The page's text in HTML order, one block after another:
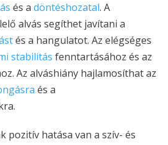
és a döntéshozatal. A
alvás segíthet javítani a
és a hangulatot. Az elégséges
stabilitás fenntartásához és az
Az alváshiány hajlamosíthat az
és a
pozitív hatása van a szív- és